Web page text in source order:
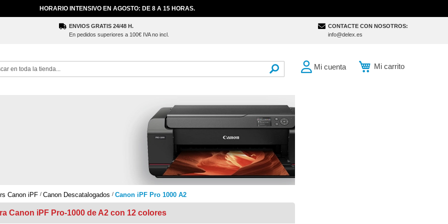
HORARIO INTENSIVO EN AGOSTO: DE 8 A 15 HORAS.
ENVIOS GRATIS 24/48 H.
En pedidos superiores a 100€ IVA no incl.
CONTACTE CON NOSOTROS:
info@delex.es
Mi carrito
Mi cuenta
Canon iPF Canon Descatalogados Canon iPF Pro 1000 A2
Canon iPF Pro-1000 de A2 con 12 colores